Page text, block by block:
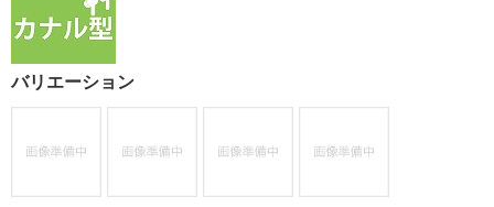
バリエーション